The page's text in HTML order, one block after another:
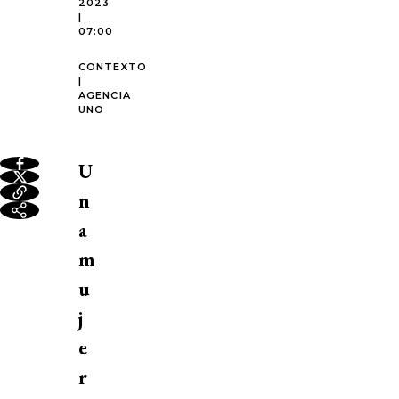
2023
|
07:00
CONTEXTO
|
AGENCIA
UNO
U
n
a
m
u
j
e
r